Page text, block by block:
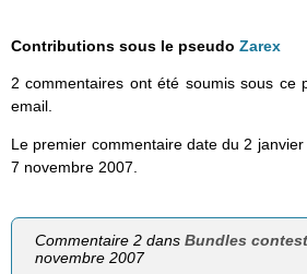
Contributions sous le pseudo Zarex
2 commentaires ont été soumis sous ce
email.
Le premier commentaire date du 2
7 novembre 2007.
Commentaire 2 dansBundles
novembre 2007